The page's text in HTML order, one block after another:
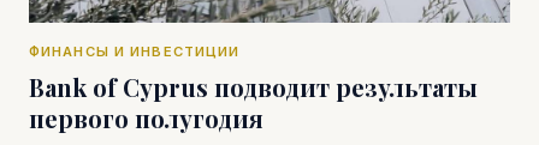
ФИНАНСЫ И ИНВЕСТИЦИИ
Bank of Cyprus подводит результаты
первого полугодия